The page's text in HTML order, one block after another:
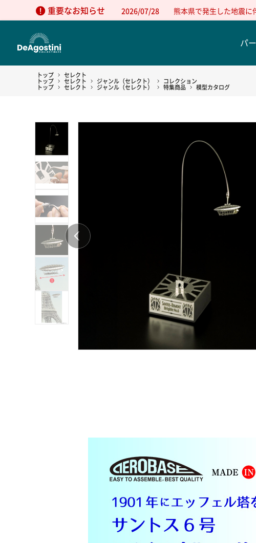
2026/07/28
重要なお知らせ 熊本県で発生した地震に
パ
トップ セレクト
トップ セレクト ジャンル（セレクト） コレクション
トップ セレクト ジャンル（セレクト） 特集商品 模型カタログ